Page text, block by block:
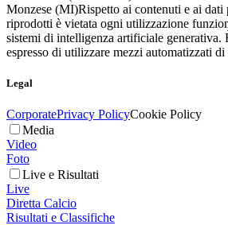
Monzese (MI)Rispetto ai contenuti e ai dati
riprodotti è vietata ogni utilizzazione
sistemi di intelligenza artificiale generativa.
espresso di utilizzare mezzi automatizzati di
Legal
CorporatePrivacy PolicyCookie Policy
Media
Video
Foto
Live e Risultati
Live
Diretta Calcio
Risultati e Classifiche